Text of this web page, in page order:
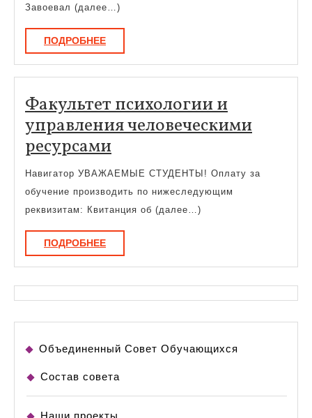
Завоевал (далее…)
ПОДРОБНЕЕПОДРОБНЕЕ
Факультет психологии и
управления человеческими
ресурсами
психологии
и
управления
человеческими
ресурсами
Навигатор УВАЖАЕМЫЕ СТУДЕНТЫ! Оплату за
обучение производить по нижеследующим
реквизитам: Квитанция об (далее…)
ПОДРОБНЕЕПОДРОБНЕЕ
Объединенный Совет Обучающихся
Состав совета
Наши проекты